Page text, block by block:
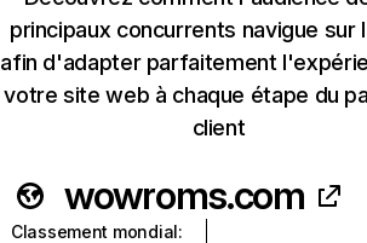
principaux concurrents navigue sur
afin d'adapter parfaitement
votre site web à chaque étape du
client
wowroms.com
Classement mondial: